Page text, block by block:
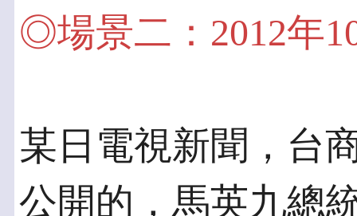
◎場景二：2012年
某日電視新聞，台
公開的，馬英九總